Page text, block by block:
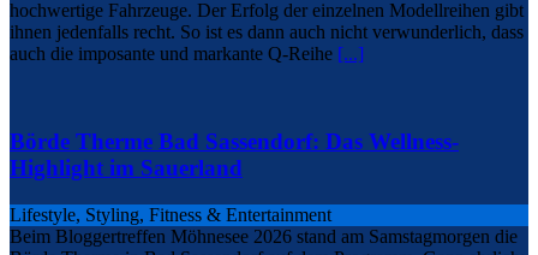
hochwertige Fahrzeuge. Der Erfolg der einzelnen Modellreihen gibt
ihnen jedenfalls recht. So ist es dann auch nicht verwunderlich, dass
auch die imposante und markante Q-Reihe [...]
Börde Therme Bad Sassendorf: Das Wellness-
Highlight im Sauerland
Lifestyle, Styling, Fitness & Entertainment
Beim Bloggertreffen Möhnesee 2026 stand am Samstagmorgen die